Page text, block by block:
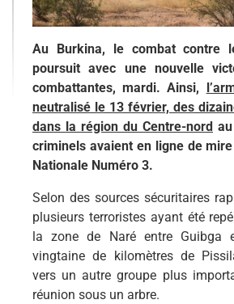
Au Burkina, le combat contre
poursuit avec une nouvelle
combattantes, mardi. Ainsi,
neutralisé le 13 février, des
dans la région du Centre-nord
criminels avaient en ligne de
Nationale Numéro 3.
Selon des sources sécuritaires
plusieurs terroristes ayant été
la zone de Naré entre Guibga
vingtaine de kilomètres de
vers un autre groupe plus
réunion sous un arbre.